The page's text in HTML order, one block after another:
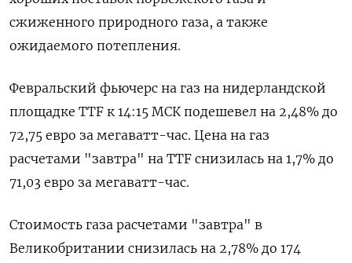
сжиженного природного газа, а также
ожидаемого потепления.
Февральский фьючерс на газ на нидерландской
площадке TTF к 14:15 МСК подешевел на 2,48% до
72,75 евро за мегаватт-час. Цена на газ
расчетами "завтра" на TTF снизилась на 1,7% до
71,03 евро за мегаватт-час.
Стоимость газа расчетами "завтра" в
Великобритании снизилась на 2,78% до 174